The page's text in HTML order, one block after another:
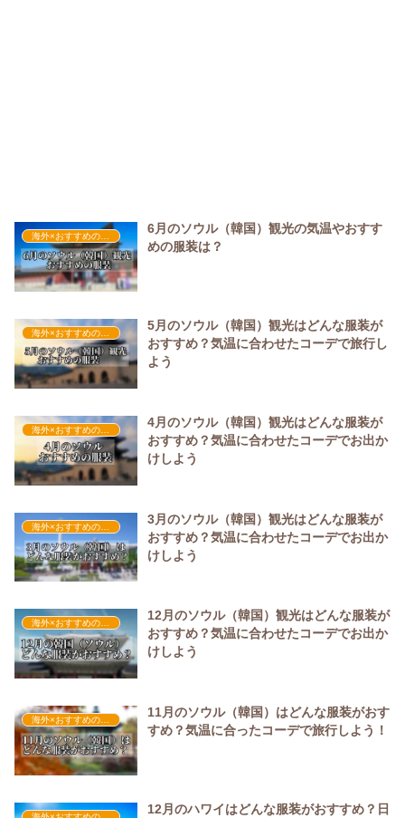
海外×おすすめの服装
6月のソウル（韓国）観光の気温やおすす
めの服装は？
5月のソウル（韓国）観光はどんな服装が
おすすめ？気温に合わせたコーデで旅行し
よう
4月のソウル（韓国）観光はどんな服装が
おすすめ？気温に合わせたコーデでお出か
けしよう
3月のソウル（韓国）観光はどんな服装が
おすすめ？気温に合わせたコーデでお出か
けしよう
海外×おすすめの服装
12月のソウル（韓国）観光はどんな服装が
おすすめ？気温に合わせたコーデでお出か
けしよう
11月のソウル（韓国）はどんな服装がおす
すめ？気温に合ったコーデで旅行しよう！
12月のハワイはどんな服装がおすすめ？日